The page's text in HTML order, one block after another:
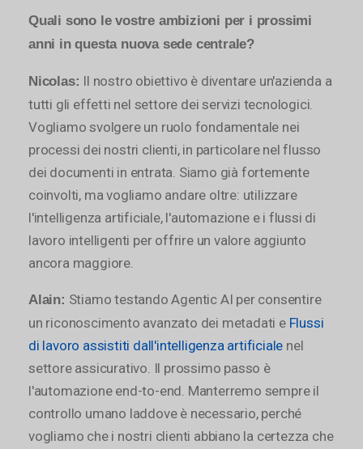
Quali sono le vostre ambizioni per i prossimi
anni in questa nuova sede centrale?
Nicolas: Il nostro obiettivo è diventare un'azienda a
tutti gli effetti nel settore dei servizi tecnologici.
Vogliamo svolgere un ruolo fondamentale nei
processi dei nostri clienti, in particolare nel flusso
dei documenti in entrata. Siamo già fortemente
coinvolti, ma vogliamo andare oltre: utilizzare
l'intelligenza artificiale, l'automazione e i flussi di
lavoro intelligenti per offrire un valore aggiunto
ancora maggiore.
Alain: Stiamo testando Agentic AI per consentire
un riconoscimento avanzato dei metadati e Flussi
di lavoro assistiti dall'intelligenza artificiale nel
settore assicurativo. Il prossimo passo è
l'automazione end-to-end. Manterremo sempre il
controllo umano laddove è necessario, perché
vogliamo che i nostri clienti abbiano la certezza che